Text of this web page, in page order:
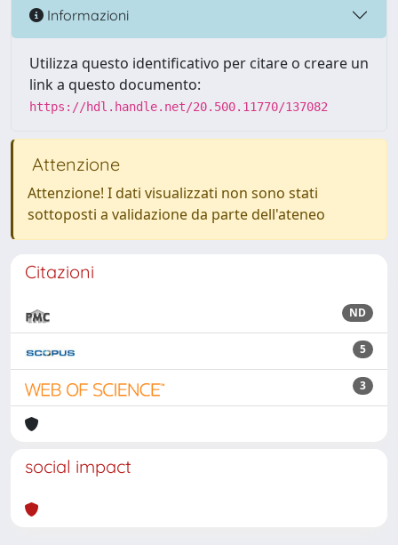
Informazioni
Utilizza questo identificativo per citare o creare un
link a questo documento:
https://hdl.handle.net/20.500.11770/137082
Attenzione
Attenzione! I dati visualizzati non sono stati
sottoposti a validazione da parte dell'ateneo
Citazioni
ND
5
3
social impact